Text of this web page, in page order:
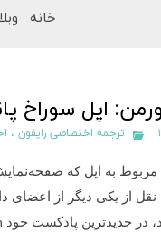
خانه |
اپل سوراخ پانچ
ترجمه اختصاصی رایفون ،
نقل از یکی دیگر از
در جدیدترین پادکست خود